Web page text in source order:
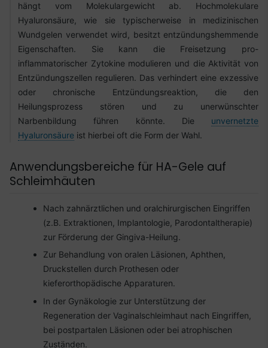
hängt vom Molekulargewicht ab. Hochmolekulare
Hyaluronsäure, wie sie typischerweise in medizinischen
Wundgelen verwendet wird, besitzt entzündungshemmende
Eigenschaften. Sie kann die Freisetzung pro-
inflammatorischer Zytokine modulieren und die Aktivität von
Entzündungszellen regulieren. Das verhindert eine exzessive
oder chronische Entzündungsreaktion, die den
Heilungsprozess stören und zu unerwünschter
Narbenbildung führen könnte. Die unvernetzte
Hyaluronsäure ist hierbei oft die Form der Wahl.
Anwendungsbereiche für HA-Gele auf
Schleimhäuten
Nach zahnärztlichen und oralchirurgischen Eingriffen
(z.B. Extraktionen, Implantologie, Parodontaltherapie)
zur Förderung der Gingiva-Heilung.
Zur Behandlung von oralen Läsionen, Aphthen,
Druckstellen durch Prothesen oder
kieferorthopädische Apparaturen.
In der Gynäkologie zur Unterstützung der
Regeneration der Vaginalschleimhaut nach Eingriffen,
bei postpartalen Läsionen oder bei atrophischen
Zuständen.